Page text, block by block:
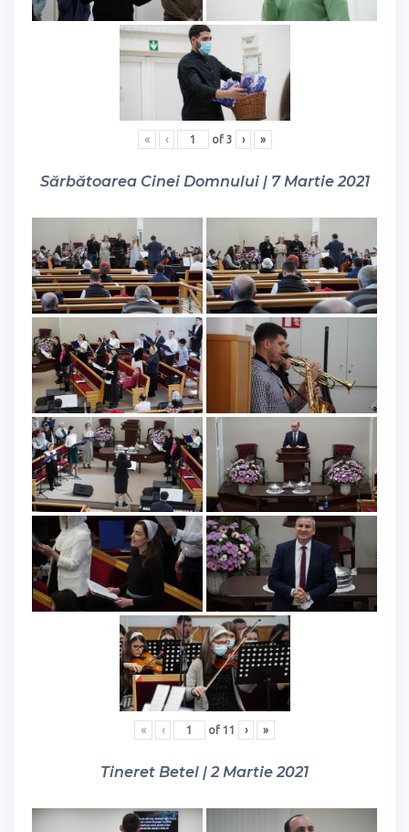
« ‹ of 3 › »
Sărbătoarea Cinei Domnului | 7 Martie 2021
« ‹ of 11 › »
Tineret Betel | 2 Martie 2021